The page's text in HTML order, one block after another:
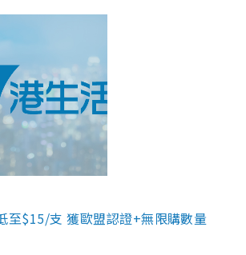
至$15/支 獲歐盟認證+無限購數量